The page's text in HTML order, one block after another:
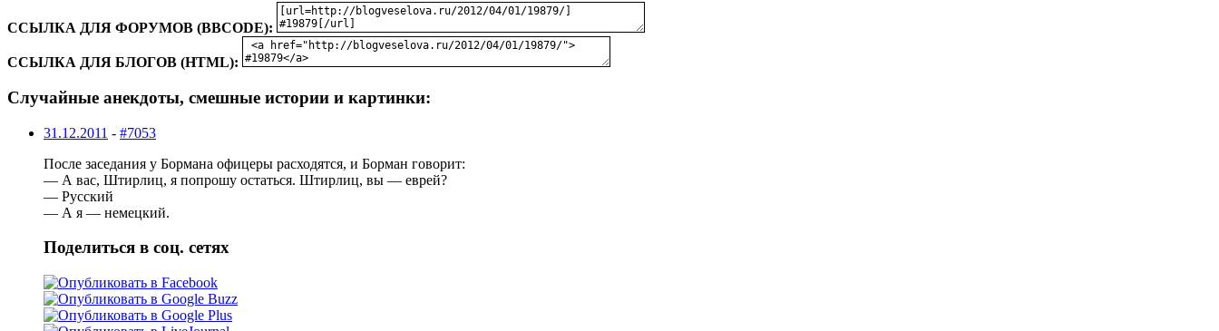
ССЫЛКА ДЛЯ ФОРУМОВ (BBCODE):
ССЫЛКА ДЛЯ БЛОГОВ (HTML):
Случайные анекдоты, смешные истории и картинки:
31.12.2011 - #7053
После заседания у Бормана офицеры расходятся, и Борман говорит:
— А вас, Штирлиц, я попрошу остаться. Штирлиц, вы — еврей?
— Русский
— А я — немецкий.
Поделиться в соц. сетях